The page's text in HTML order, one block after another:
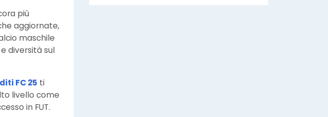
più
aggiornate,
maschile
diversità sul
FC 25 ti
livello come
in FUT.